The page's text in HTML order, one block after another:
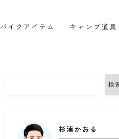
バイクアイテム キャンプ道具
ツーリング ドライバッグ
検
杉浦かおる